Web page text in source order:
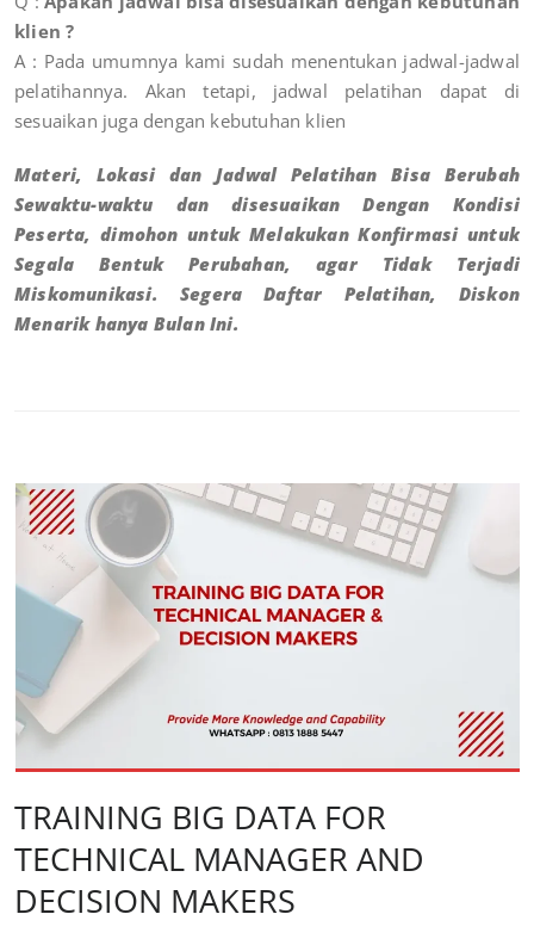
klien ?
A : Pada umumnya kami sudah menentukan jadwal-jadwal
pelatihannya. Akan tetapi, jadwal pelatihan dapat di
sesuaikan juga dengan kebutuhan klien
Materi, Lokasi dan Jadwal Pelatihan Bisa Berubah
Sewaktu-waktu dan disesuaikan Dengan Kondisi
Peserta, dimohon untuk Melakukan Konfirmasi untuk
Segala Bentuk Perubahan, agar Tidak Terjadi
Miskomunikasi. Segera Daftar Pelatihan, Diskon
Menarik hanya Bulan Ini.
TRAINING BIG DATA FOR
TECHNICAL MANAGER AND
DECISION MAKERS